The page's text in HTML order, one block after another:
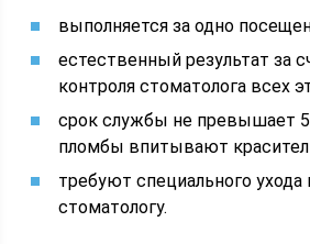
выполняется за одно
естественный результат за
контроля стоматолога всех
срок службы не превышает
пломбы впитывают
требуют специального
стоматологу.